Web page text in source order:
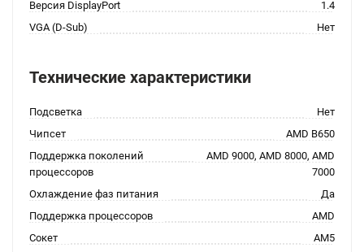
Версия DisplayPort
1.4
VGA (D-Sub)
Нет
Технические характеристики
Подсветка
Нет
Чипсет
AMD B650
Поддержка поколений
процессоров
AMD 9000, AMD 8000, AMD
7000
Охлаждение фаз питания
Да
Поддержка процессоров
AMD
Сокет
AM5